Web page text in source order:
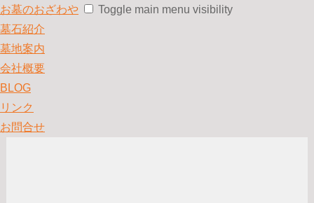
お墓のおざわや
Toggle main menu visibility
墓石紹介
墓地案内
会社概要
BLOG
リンク
お問合せ